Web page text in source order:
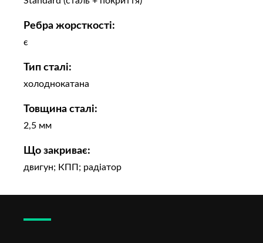
Ребра жорсткості:
є
Тип сталі:
холоднокатана
Товщина сталі:
2,5 мм
Що закриває:
двигун; КПП; радіатор